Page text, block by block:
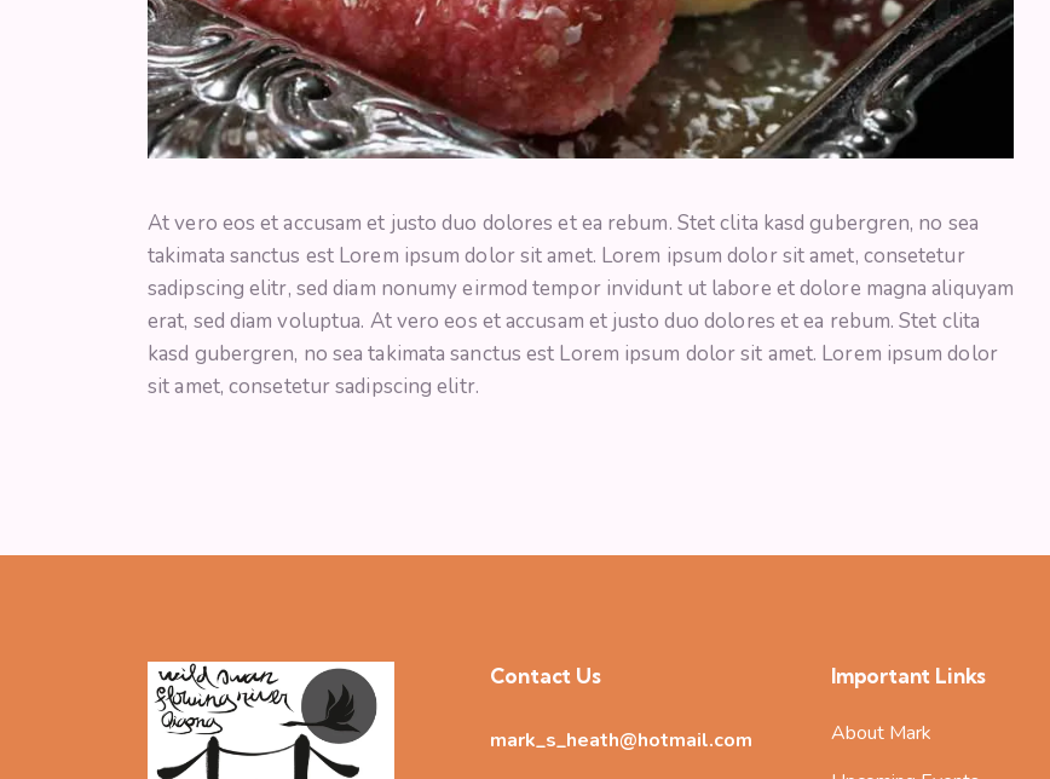
At vero eos et accusam et justo duo dolores et ea rebum. Stet clita kasd gubergren, no sea
takimata sanctus est Lorem ipsum dolor sit amet. Lorem ipsum dolor sit amet, consetetur
sadipscing elitr, sed diam nonumy eirmod tempor invidunt ut labore et dolore magna aliquyam
erat, sed diam voluptua. At vero eos et accusam et justo duo dolores et ea rebum. Stet clita
kasd gubergren, no sea takimata sanctus est Lorem ipsum dolor sit amet. Lorem ipsum dolor
sit amet, consetetur sadipscing elitr.
Contact Us
mark_s_heath@hotmail.com
Important Links
About Mark